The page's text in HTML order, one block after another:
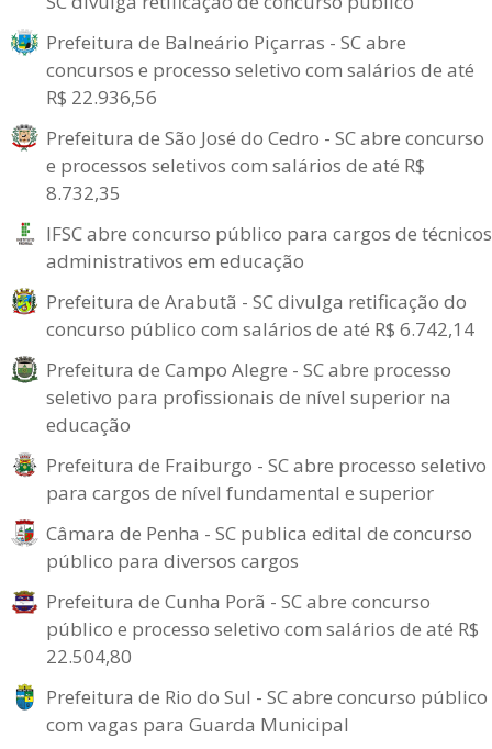
Prefeitura de Balneário Piçarras - SC abre
concursos e processo seletivo com salários de até
R$ 22.936,56
Prefeitura de São José do Cedro - SC abre concurso
e processos seletivos com salários de até R$
8.732,35
IFSC abre concurso público para cargos de técnicos
administrativos em educação
Prefeitura de Arabutã - SC divulga retificação do
concurso público com salários de até R$ 6.742,14
Prefeitura de Campo Alegre - SC abre processo
seletivo para profissionais de nível superior na
educação
Prefeitura de Fraiburgo - SC abre processo seletivo
para cargos de nível fundamental e superior
Câmara de Penha - SC publica edital de concurso
público para diversos cargos
Prefeitura de Cunha Porã - SC abre concurso
público e processo seletivo com salários de até R$
22.504,80
Prefeitura de Rio do Sul - SC abre concurso público
com vagas para Guarda Municipal